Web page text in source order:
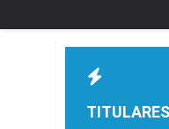
TITULARES
buscan ayuda